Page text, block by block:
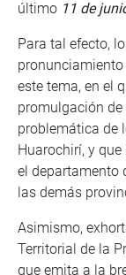
último 11 de
Para tal efecto,
este tema, en el
promulgación
problemática de
Huarochirí, y
el departamento
las demás
Asimismo,
Territorial de la
que emita a la